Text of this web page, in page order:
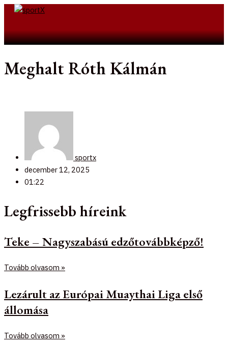
Skip
Meghalt Róth Kálmán
sportx
december 12, 2025
01:22
Legfrissebb híreink
Teke – Nagyszabású edzőtovábbképző!
Tovább olvasom »
Lezárult az Európai Muaythai Liga első
állomása
Tovább olvasom »